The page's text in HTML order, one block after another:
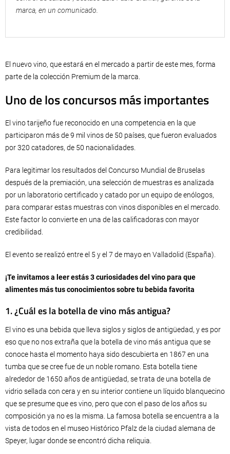
marca, en un comunicado.
El nuevo vino, que estará en el mercado a partir de este mes, forma
parte de la colección Premium de la marca.
Uno de los concursos más importantes
El vino tarijeño fue reconocido en una competencia en la que
participaron más de 9 mil vinos de 50 países, que fueron evaluados
por 320 catadores, de 50 nacionalidades.
Para legitimar los resultados del Concurso Mundial de Bruselas
después de la premiación, una selección de muestras es analizada
por un laboratorio certificado y catado por un equipo de enólogos,
para comparar estas muestras con vinos disponibles en el mercado.
Este factor lo convierte en una de las calificadoras con mayor
credibilidad.
El evento se realizó entre el 5 y el 7 de mayo en Valladolid (España).
¡Te invitamos a leer estás 3 curiosidades del vino para que
alimentes más tus conocimientos sobre tu bebida favorita
1. ¿Cuál es la botella de vino más antigua?
El vino es una bebida que lleva siglos y siglos de antigüedad, y es por
eso que no nos extraña que la botella de vino más antigua que se
conoce hasta el momento haya sido descubierta en 1867 en una
tumba que se cree fue de un noble romano. Esta botella tiene
alrededor de 1650 años de antigüedad, se trata de una botella de
vidrio sellada con cera y en su interior contiene un líquido blanquecino
que se presume que es vino, pero que con el paso de los años su
composición ya no es la misma. La famosa botella se encuentra a la
vista de todos en el museo Histórico Pfalz de la ciudad alemana de
Speyer, lugar donde se encontró dicha reliquia.